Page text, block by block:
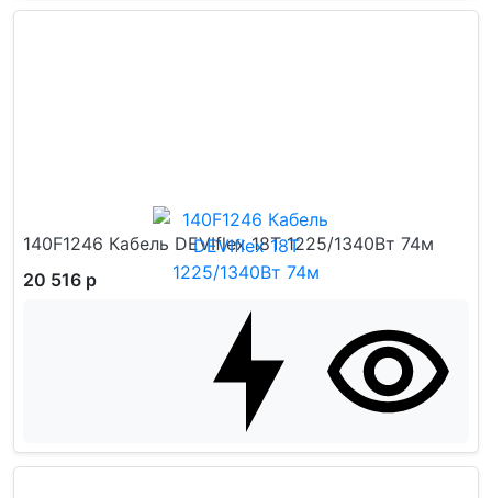
140F1246 Кабель DEVIflex 18T 1225/1340Вт 74м
20 516 р